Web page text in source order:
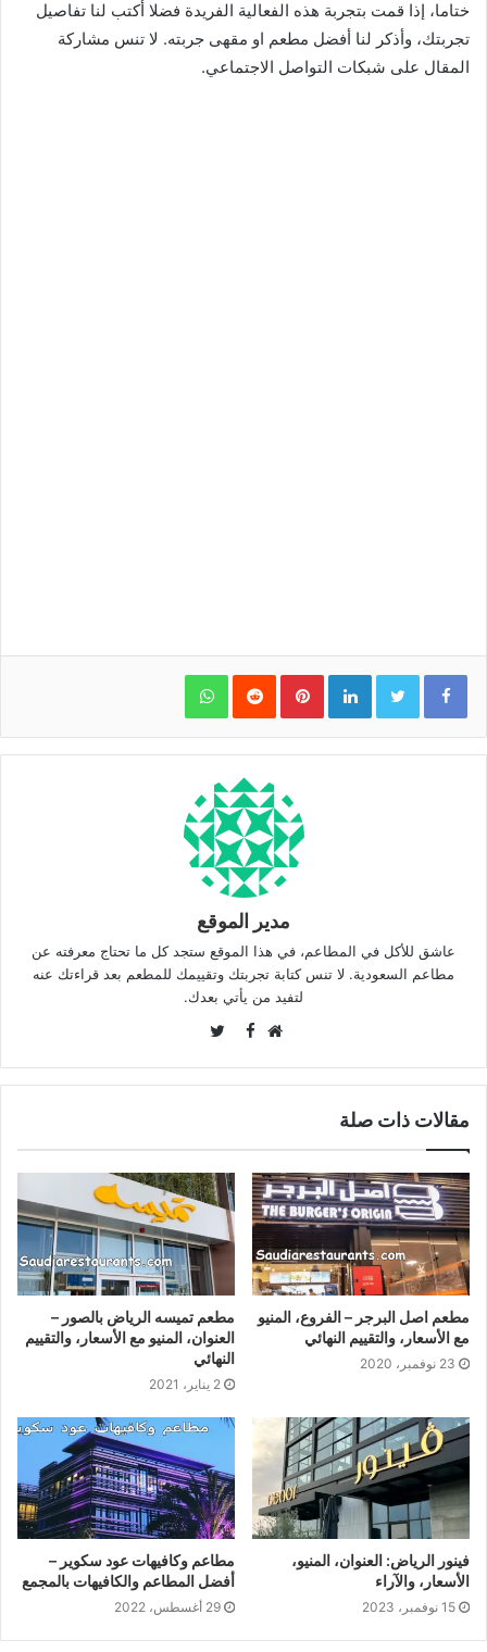
ختاما، إذا قمت بتجربة هذه الفعالية الفريدة فضلا أكتب لنا تفاصيل
تجربتك، وأذكر لنا أفضل مطعم او مقهى جربته. لا تنس مشاركة
المقال على شبكات التواصل الاجتماعي.
LinkedIn
Pinterest
WhatsApp
مدير الموقع
عاشق للأكل في المطاعم، في هذا الموقع ستجد كل ما تحتاج معرفته عن
مطاعم السعودية. لا تنس كتابة تجربتك وتقييمك للمطعم بعد قراءتك عنه
لتفيد من يأتي بعدك.
Facebook
مقالات ذات صلة
مطعم اصل البرجر – الفروع، المنيو
مع الأسعار، والتقييم النهائي
23 نوفمبر، 2020
مطعم تميسه الرياض بالصور –
العنوان، المنيو مع الأسعار، والتقييم
النهائي
2 يناير، 2021
فينور الرياض: العنوان، المنيو،
الأسعار، والآراء
15 نوفمبر، 2023
مطاعم وكافيهات عود سكوير –
أفضل المطاعم والكافيهات بالمجمع
29 أغسطس، 2022